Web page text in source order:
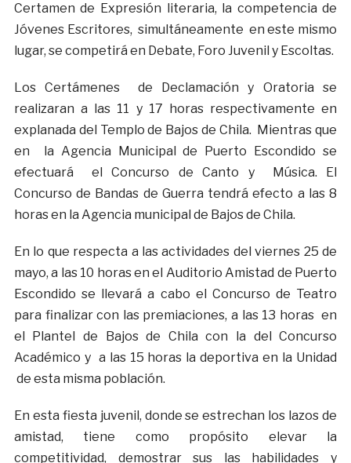
Certamen de Expresión literaria, la competencia de
Jóvenes Escritores, simultáneamente en este mismo
lugar, se competirá en Debate, Foro Juvenil y Escoltas.
Los Certámenes de Declamación y Oratoria se
realizaran a las 11 y 17 horas respectivamente en
explanada del Templo de Bajos de Chila. Mientras que
en la Agencia Municipal de Puerto Escondido se
efectuará el Concurso de Canto y Música. El
Concurso de Bandas de Guerra tendrá efecto a las 8
horas en la Agencia municipal de Bajos de Chila.
En lo que respecta a las actividades del viernes 25 de
mayo, a las 10 horas en el Auditorio Amistad de Puerto
Escondido se llevará a cabo el Concurso de Teatro
para finalizar con las premiaciones, a las 13 horas en
el Plantel de Bajos de Chila con la del Concurso
Académico y a las 15 horas la deportiva en la Unidad
de esta misma población.
En esta fiesta juvenil, donde se estrechan los lazos de
amistad, tiene como propósito elevar la
competitividad, demostrar sus las habilidades y